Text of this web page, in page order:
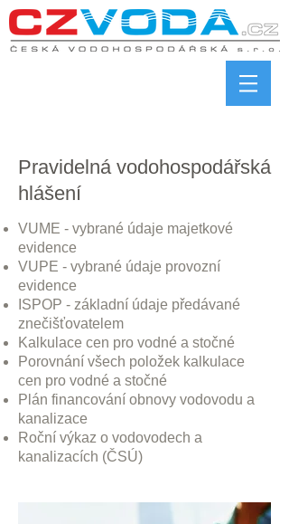
Pravidelná vodohospodářská
hlášení
VUME - vybrané údaje majetkové
evidence
VUPE - vybrané údaje provozní
evidence
ISPOP - základní údaje předávané
znečišťovatelem
Kalkulace cen pro vodné a stočné
Porovnání všech položek kalkulace
cen pro vodné a stočné
Plán financování obnovy vodovodu a
kanalizace
Roční výkaz o vodovodech a
kanalizacích (ČSÚ)